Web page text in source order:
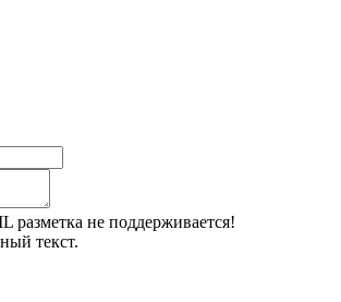
разметка не поддерживается!
текст.